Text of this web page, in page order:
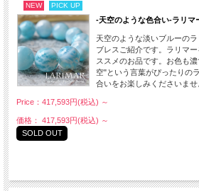
NEW PICK UP
-天空のような色合い-ラリマ
天空のような淡いブルーの
ブレスご紹介です。ラリマ
ススメのお品です。お色も
空"という言葉がぴったりの
合いをお楽しみくださいませ
Price：417,593円(税込) ～
価格： 417,593円(税込) ～
SOLD OUT